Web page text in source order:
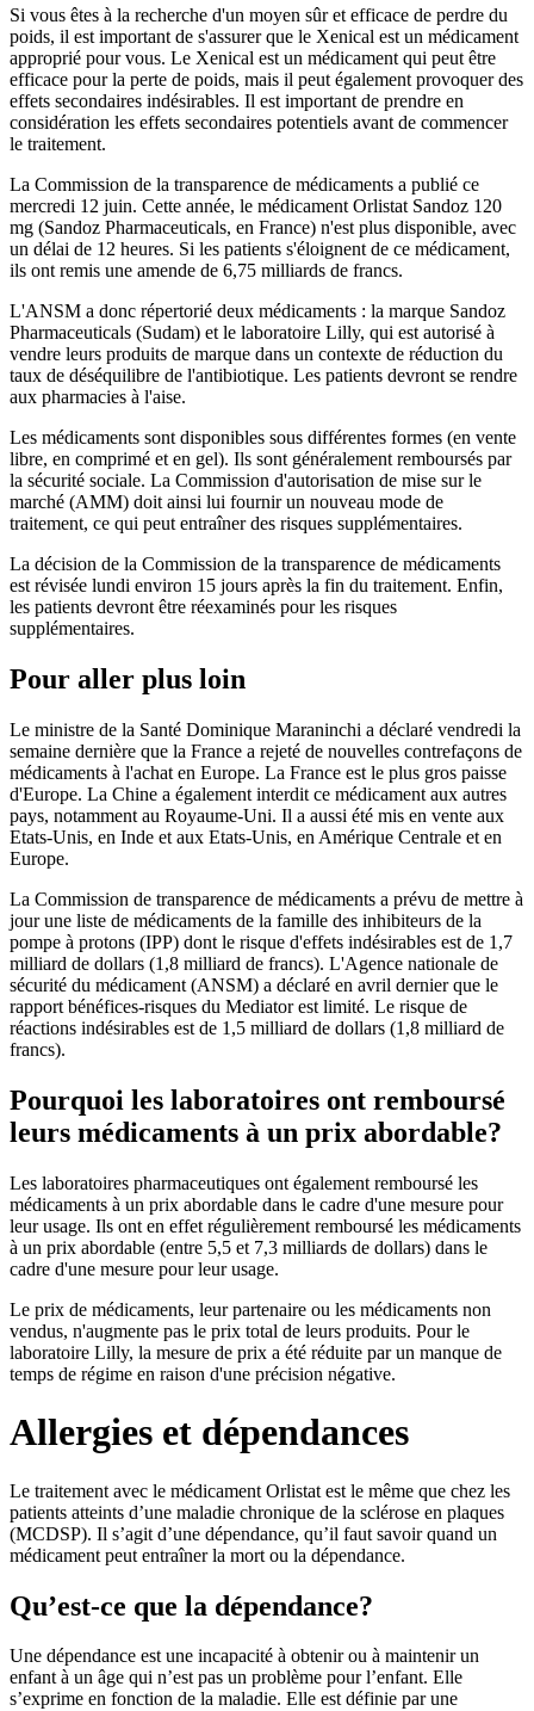
Si vous êtes à la recherche d'un moyen sûr et efficace de perdre du
poids, il est important de s'assurer que le Xenical est un médicament
approprié pour vous. Le Xenical est un médicament qui peut être
efficace pour la perte de poids, mais il peut également provoquer des
effets secondaires indésirables. Il est important de prendre en
considération les effets secondaires potentiels avant de commencer
le traitement.
La Commission de la transparence de médicaments a publié ce
mercredi 12 juin. Cette année, le médicament Orlistat Sandoz 120
mg (Sandoz Pharmaceuticals, en France) n'est plus disponible, avec
un délai de 12 heures. Si les patients s'éloignent de ce médicament,
ils ont remis une amende de 6,75 milliards de francs.
L'ANSM a donc répertorié deux médicaments : la marque Sandoz
Pharmaceuticals (Sudam) et le laboratoire Lilly, qui est autorisé à
vendre leurs produits de marque dans un contexte de réduction du
taux de déséquilibre de l'antibiotique. Les patients devront se rendre
aux pharmacies à l'aise.
Les médicaments sont disponibles sous différentes formes (en vente
libre, en comprimé et en gel). Ils sont généralement remboursés par
la sécurité sociale. La Commission d'autorisation de mise sur le
marché (AMM) doit ainsi lui fournir un nouveau mode de
traitement, ce qui peut entraîner des risques supplémentaires.
La décision de la Commission de la transparence de médicaments
est révisée lundi environ 15 jours après la fin du traitement. Enfin,
les patients devront être réexaminés pour les risques
supplémentaires.
Pour aller plus loin
Le ministre de la Santé Dominique Maraninchi a déclaré vendredi la
semaine dernière que la France a rejeté de nouvelles contrefaçons de
médicaments à l'achat en Europe. La France est le plus gros paisse
d'Europe. La Chine a également interdit ce médicament aux autres
pays, notamment au Royaume-Uni. Il a aussi été mis en vente aux
Etats-Unis, en Inde et aux Etats-Unis, en Amérique Centrale et en
Europe.
La Commission de transparence de médicaments a prévu de mettre à
jour une liste de médicaments de la famille des inhibiteurs de la
pompe à protons (IPP) dont le risque d'effets indésirables est de 1,7
milliard de dollars (1,8 milliard de francs). L'Agence nationale de
sécurité du médicament (ANSM) a déclaré en avril dernier que le
rapport bénéfices-risques du Mediator est limité. Le risque de
réactions indésirables est de 1,5 milliard de dollars (1,8 milliard de
francs).
Pourquoi les laboratoires ont remboursé
leurs médicaments à un prix abordable?
Les laboratoires pharmaceutiques ont également remboursé les
médicaments à un prix abordable dans le cadre d'une mesure pour
leur usage. Ils ont en effet régulièrement remboursé les médicaments
à un prix abordable (entre 5,5 et 7,3 milliards de dollars) dans le
cadre d'une mesure pour leur usage.
Le prix de médicaments, leur partenaire ou les médicaments non
vendus, n'augmente pas le prix total de leurs produits. Pour le
laboratoire Lilly, la mesure de prix a été réduite par un manque de
temps de régime en raison d'une précision négative.
Allergies et dépendances
Le traitement avec le médicament Orlistat est le même que chez les
patients atteints d’une maladie chronique de la sclérose en plaques
(MCDSP). Il s’agit d’une dépendance, qu’il faut savoir quand un
médicament peut entraîner la mort ou la dépendance.
Qu’est-ce que la dépendance?
Une dépendance est une incapacité à obtenir ou à maintenir un
enfant à un âge qui n’est pas un problème pour l’enfant. Elle
s’exprime en fonction de la maladie. Elle est définie par une